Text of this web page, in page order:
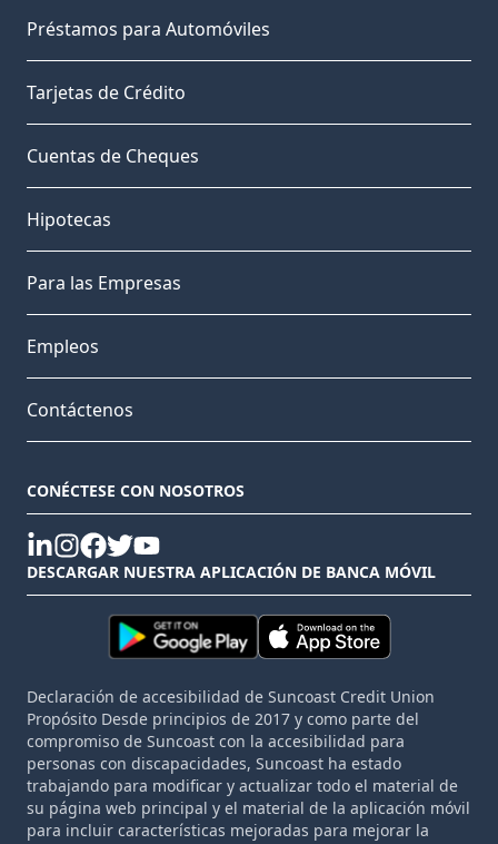
Préstamos para Automóviles
Tarjetas de Crédito
Cuentas de Cheques
Hipotecas
Para las Empresas
Empleos
Contáctenos
CONÉCTESE CON NOSOTROS
linkedin
instagram
facebook
twitteryoutube
DESCARGAR NUESTRA APLICACIÓN DE BANCA MÓVIL
Declaración de accesibilidad de Suncoast Credit Union
Propósito Desde principios de 2017 y como parte del
compromiso de Suncoast con la accesibilidad para
personas con discapacidades, Suncoast ha estado
trabajando para modificar y actualizar todo el material de
su página web principal y el material de la aplicación móvil
para incluir características mejoradas para mejorar la